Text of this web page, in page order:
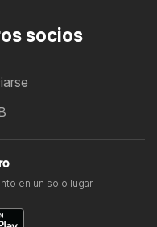
socios
en un solo lugar